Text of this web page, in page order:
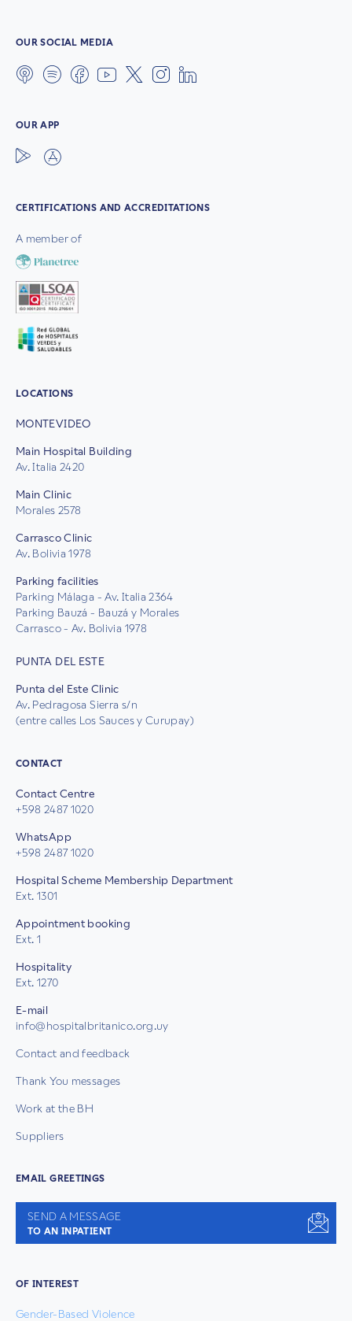
OUR SOCIAL MEDIA
OUR APP
CERTIFICATIONS AND ACCREDITATIONS
A member of
LOCATIONS
MONTEVIDEO
Main Hospital Building
Av. Italia 2420
Main Clinic
Morales 2578
Carrasco Clinic
Av. Bolivia 1978
Parking facilities
Parking Málaga - Av. Italia 2364
Parking Bauzá - Bauzá y Morales
Carrasco - Av. Bolivia 1978
PUNTA DEL ESTE
Punta del Este Clinic
Av. Pedragosa Sierra s/n
(entre calles Los Sauces y Curupay)
CONTACT
Contact Centre
+598 2487 1020
WhatsApp
+598 2487 1020
Hospital Scheme Membership Department
Ext. 1301
Appointment booking
Ext. 1
Hospitality
Ext. 1270
E-mail
info@hospitalbritanico.org.uy
Contact and feedback
Thank You messages
Work at the BH
Suppliers
EMAIL GREETINGS
SEND A MESSAGE
TO AN INPATIENT
OF INTEREST
Gender-Based Violence